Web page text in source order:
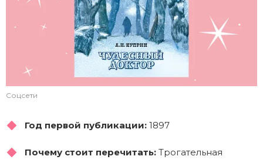
Соцсети
Год первой публикации: 1897
Почему стоит перечитать: Трогательная